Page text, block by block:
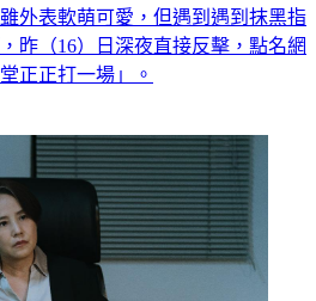
外表軟萌可愛，但遇到遇到抹黑指
昨（16）日深夜直接反擊，點名網
正正打一場」。